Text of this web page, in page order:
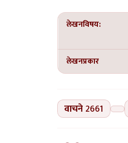
लेखनविषय:
लेखनप्रकार
वाचने 2661